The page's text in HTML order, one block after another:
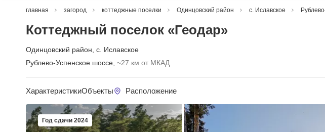
главная загород коттеджные поселки Одинцовский район с. Иславское
Коттеджный поселок «Геодар»
Одинцовский район с. Иславское
Рублево-Успенское шоссе, ~27 км от МКАД
ХарактеристикиОбъекты Расположение
Год сдачи 2024